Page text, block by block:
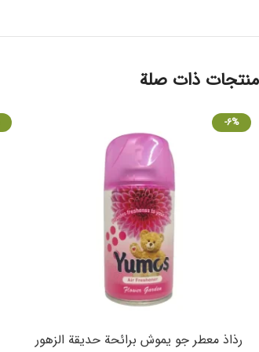
منتجات ذات صلة
-6%
رذاذ معطر جو يموش برائحة حديقة الزهور